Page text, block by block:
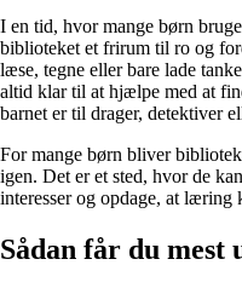
I en tid, hvor mange børn
biblioteket et frirum til ro og
læse, tegne eller bare lade
altid klar til at hjælpe med at
barnet er til drager, detektiver
For mange børn bliver
igen. Det er et sted, hvor de
interesser og opdage, at
Sådan får du mest